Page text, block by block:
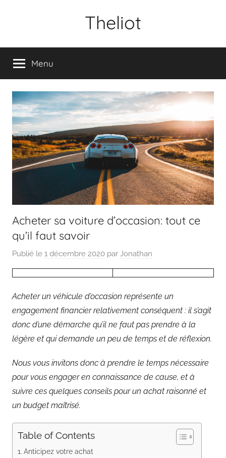
Theliot
Menu
Acheter sa voiture d’occasion: tout ce
qu’il faut savoir
Publié le 1 décembre 2020 par Jonathan
Acheter un véhicule d’occasion représente un
engagement financier relativement conséquent : il s’agit
donc d’une démarche qu’il ne faut pas prendre à la
légère et qui demande un peu de temps et de réflexion.
Nous vous invitons donc à prendre le temps nécessaire
pour vous engager en connaissance de cause, et à
suivre ces quelques conseils pour un achat raisonné et
un budget maîtrisé.
Table of Contents
Anticipez votre achat